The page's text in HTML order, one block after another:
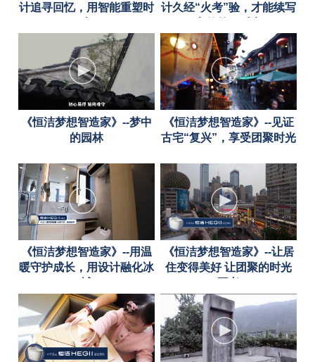
计追寻回忆，用智能重塑时 计久经“火考”验，才能续写
《恒洁梦想智造家》--梦中
的园林
《恒洁梦想智造家》--见证
古宅“复兴”，享受团聚时光
《恒洁梦想智造家》--用温
暖守护成长，用设计融化冰
《恒洁梦想智造家》--让居
住变得美好 让团聚的时光